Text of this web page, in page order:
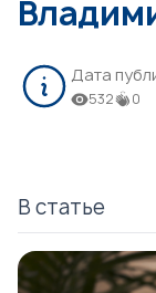
Дата
532 0
В статье